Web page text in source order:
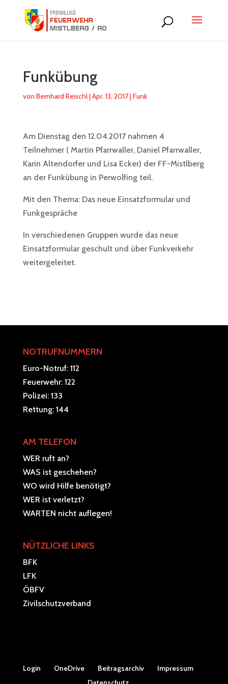
Funkübung
vonBernhard Reischl|Apr. 13, 2017|Funk
Am Dienstag den 12.04.2017 nahmen 4
Teilnehmer ( Martin Pfarrwaller, Daniel Pfarrwaller,
Karin Altendorfer und Lisa Ecker) der FF-Mistlberg
an der Funkübung in Perwolfing teil.
Mit den Thema: Das neue Einsatzformular und
Funkgespräche
In verschiedenen Gruppen wurde das neue
Einsatzformular geschult und über Funkverkehr
weitergeleitet.
NOTRUFNUMMERN
Euro-Notruf: 112
Feuerwehr: 122
Polizei: 133
Rettung: 144
AM TELEFON
WER ruft an?
WAS ist geschehen?
WO wird Hilfe benötigt?
WER ist verletzt?
WARTEN nicht auflegen!
NÜTZLICHE LINKS
BFK
LFK
ÖBFV
Zivilschutzverband
Login OneDrive Beitragsarchiv
Impressum